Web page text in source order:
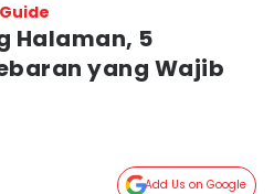
Halaman, 5
yang Wajib
Add Us on Google